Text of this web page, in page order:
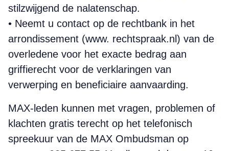
stilzwijgend de nalatenschap.
• Neemt u contact op de rechtbank in het
arrondissement (www. rechtspraak.nl) van de
overledene voor het exacte bedrag aan
griffierecht voor de verklaringen van
verwerping en beneficiaire aanvaarding.
MAX-leden kunnen met vragen, problemen of
klachten gratis terecht op het telefonisch
spreekuur van de MAX Ombudsman op